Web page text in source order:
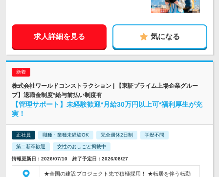
求人詳細を見る 気になる
株式会社ワールドコンストラクション | 【東証プライム上場企業グルー
プ】退職金制度*給与前払い制度有
【管理サポート】未経験歓迎*月給30万円以上可*福利厚生が充
実！
正社員 職種・業種未経験OK 完全週休2日制 学歴不問
第二新卒歓迎 女性のおしごと掲載中
情報更新日：2026/07/10 終了予定日：2026/08/27
★全国の建設プロジェクト先で積極採用！ ★転居を伴う転勤